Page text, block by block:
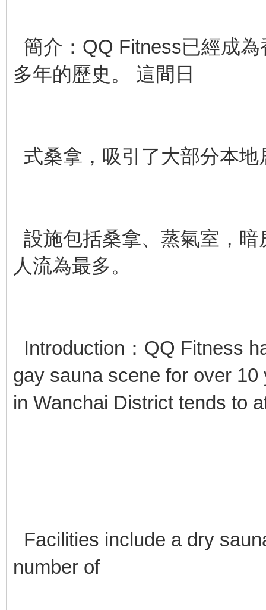
簡介：QQ Fitness已經成
多年的歷史。 這間日
式桑拿，吸引了大部分本地
設施包括桑拿、蒸氣室，
人流為最多。
Introduction：QQ Fitness
gay sauna scene for over
in Wanchai District tends to
Facilities include a dry
number of